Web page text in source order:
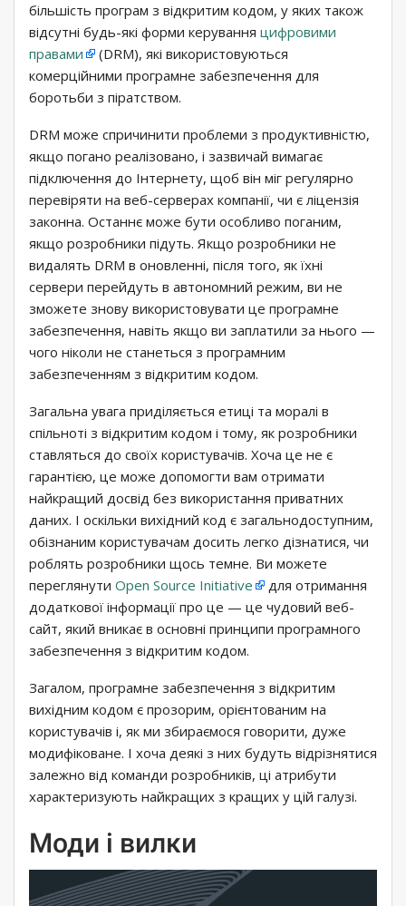
більшість програм з відкритим кодом, у яких також
відсутні будь-які форми керування цифровими
правами
(DRM), які використовуються
комерційними програмне забезпечення для
боротьби з піратством.
DRM може спричинити проблеми з продуктивністю,
якщо погано реалізовано, і зазвичай вимагає
підключення до Інтернету, щоб він міг регулярно
перевіряти на веб-серверах компанії, чи є ліцензія
законна. Останнє може бути особливо поганим,
якщо розробники підуть. Якщо розробники не
видалять DRM в оновленні, після того, як їхні
сервери перейдуть в автономний режим, ви не
зможете знову використовувати це програмне
забезпечення, навіть якщо ви заплатили за нього —
чого ніколи не станеться з програмним
забезпеченням з відкритим кодом.
Загальна увага приділяється етиці та моралі в
спільноті з відкритим кодом і тому, як розробники
ставляться до своїх користувачів. Хоча це не є
гарантією, це може допомогти вам отримати
найкращий досвід без використання приватних
даних. І оскільки вихідний код є загальнодоступним,
обізнаним користувачам досить легко дізнатися, чи
роблять розробники щось темне. Ви можете
переглянути Open Source Initiative
для отримання
додаткової інформації про це — це чудовий веб-
сайт, який вникає в основні принципи програмного
забезпечення з відкритим кодом.
Загалом, програмне забезпечення з відкритим
вихідним кодом є прозорим, орієнтованим на
користувачів і, як ми збираємося говорити, дуже
модифіковане. І хоча деякі з них будуть відрізнятися
залежно від команди розробників, ці атрибути
характеризують найкращих з кращих у цій галузі.
Моди і вилки